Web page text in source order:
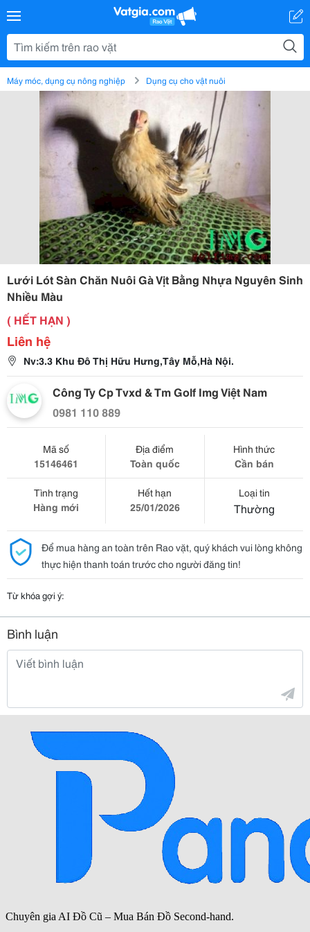
Máy móc, dụng cụ nông nghiệp Dụng cụ cho vật nuôi
Lưới Lót Sàn Chăn Nuôi Gà Vịt Bằng Nhựa Nguyên Sinh
Nhiều Màu
( HẾT HẠN )
Liên hệ
Nv:3.3 Khu Đô Thị Hữu Hưng,Tây Mỗ,Hà Nội.
Công Ty Cp Tvxd & Tm Golf Img Việt Nam
0981 110 889
Mã số
15146461
Địa điểm
Toàn quốc
Hình thức
Cần bán
Tình trạng
Hàng mới
Hết hạn
25/01/2026
Loại tin
Thường
Để mua hàng an toàn trên Rao vặt, quý khách vui lòng không
thực hiện thanh toán trước cho người đăng tin!
Từ khóa gợi ý:
Bình luận